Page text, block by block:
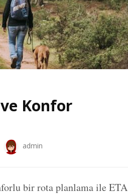
Konfor
admin
bir rota planlama ile ETA